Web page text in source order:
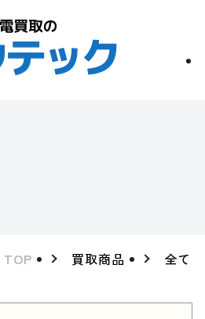
TOP 買取商品 全て